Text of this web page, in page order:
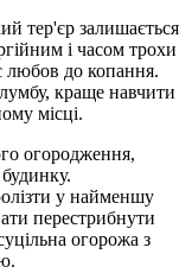
тер'єр залишається
і часом трохи
любов до копання.
краще навчити
місці.
огородження,
у найменшу
перестрибнути
огорожа з